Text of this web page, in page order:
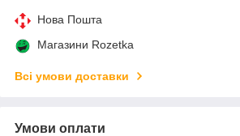
Нова Пошта
Магазини Rozetka
Всі умови доставки
Умови оплати